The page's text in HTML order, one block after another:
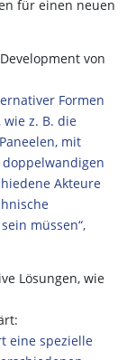
für einen neuen
von
Formen
z. B. die
mit
Akteure
müssen“,
Lösungen, wie
eine spezielle